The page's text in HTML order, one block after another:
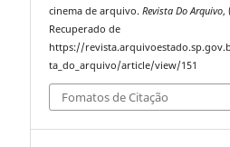
cinema de arquivo.Revista Do Arquivo,
Recuperado de
https://
ta_do_arquivo/article/view/151
Fomatos de Citação